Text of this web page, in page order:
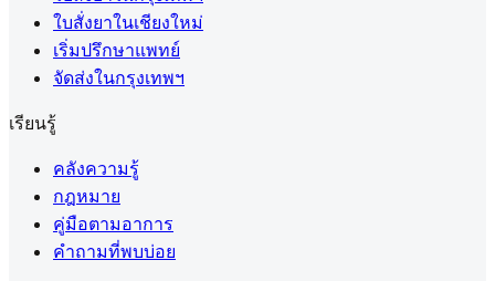
ใบสั่งยาในเชียงใหม่
เริ่มปรึกษาแพทย์
จัดส่งในกรุงเทพฯ
เรียนรู้
คลังความรู้
กฎหมาย
คู่มือตามอาการ
คำถามที่พบบ่อย